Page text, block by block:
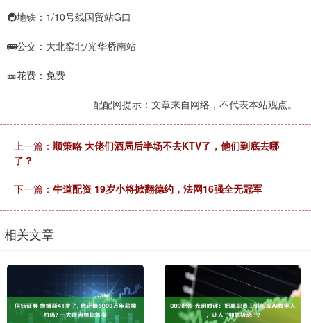
🚇地铁：1/10号线国贸站G口
🚌公交：大北窑北/光华桥南站
🎫花费：免费
配配网提示：文章来自网络，不代表本站观点。
上一篇： 顺策略 大佬们酒局后半场不去KTV了，他们到底去哪
了？
下一篇： 牛道配资 19岁小将掀翻德约，法网16强全无冠军
相关文章